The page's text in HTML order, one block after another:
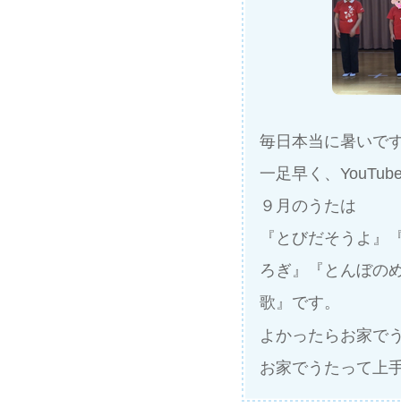
毎日本当に暑いで
一足早く、
９月のうたは
『とびだそうよ』
ろぎ』『とんぼの
歌』です。
よかったらお家で
お家でうたって上